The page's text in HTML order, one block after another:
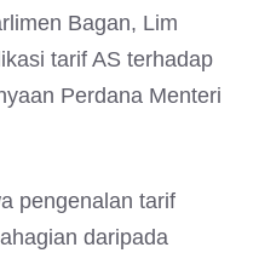
Bagan, Lim
tarif AS terhadap
Perdana Menteri
pengenalan tarif
daripada